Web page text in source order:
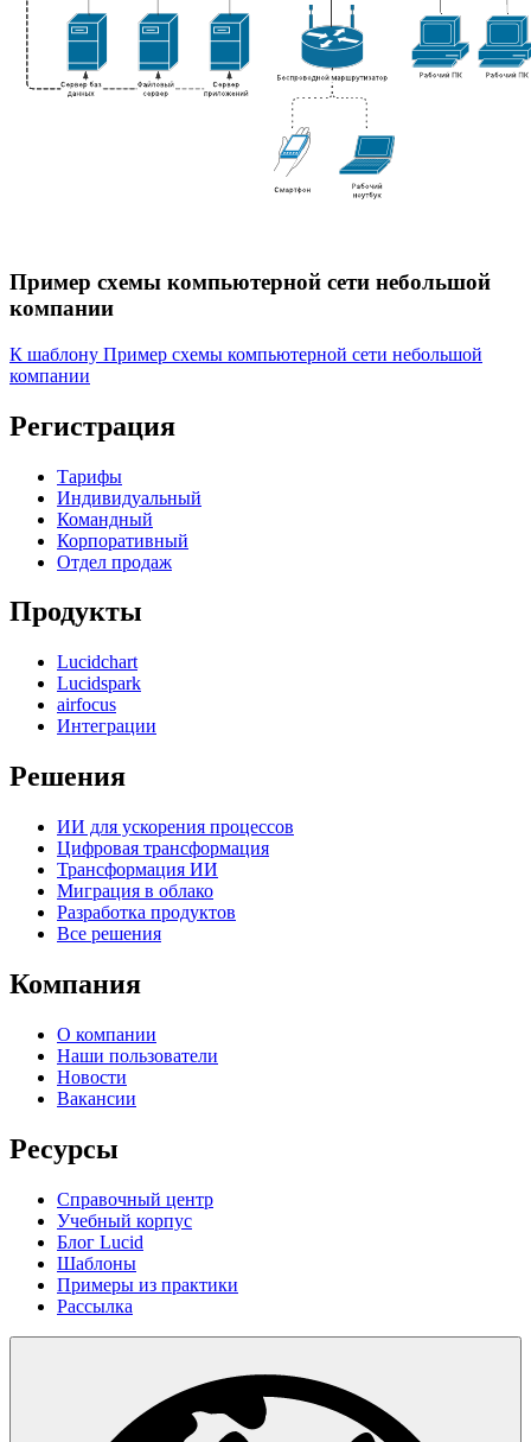
Пример схемы компьютерной сети небольшой
компании
К шаблону Пример схемы компьютерной сети небольшой
компании
Регистрация
Тарифы
Индивидуальный
Командный
Корпоративный
Отдел продаж
Продукты
Lucidchart
Lucidspark
airfocus
Интеграции
Решения
ИИ для ускорения процессов
Цифровая трансформация
Трансформация ИИ
Миграция в облако
Разработка продуктов
Все решения
Компания
О компании
Наши пользователи
Новости
Вакансии
Ресурсы
Справочный центр
Учебный корпус
Блог Lucid
Шаблоны
Примеры из практики
Рассылка